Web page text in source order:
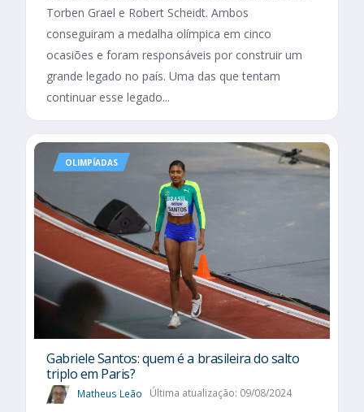
Torben Grael e Robert Scheidt. Ambos
conseguiram a medalha olímpica em cinco
ocasiões e foram responsáveis por construir um
grande legado no país. Uma das que tentam
continuar esse legado...
OLIMPÍADAS
Gabriele Santos: quem é a brasileira do salto
triplo em Paris?
Matheus Leão Última atualização: 09/08/2024